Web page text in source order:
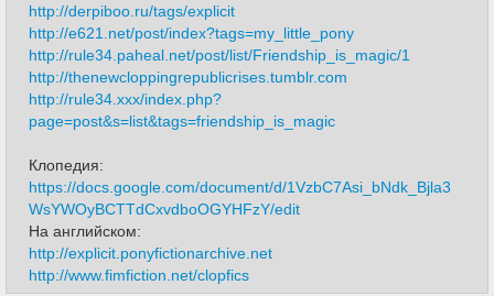
http://derpiboo.ru/tags/explicit
http://e621.net/post/index?tags=my_little_pony
http://rule34.paheal.net/post/list/Friendship_is_magic/1
http://thenewcloppingrepublicrises.tumblr.com
http://rule34.xxx/index.php?
page=post&s=list&tags=friendship_is_magic
Клопедия:
https://docs.google.com/document/d/1VzbC7Asi_bNdk_Bjla3
WsYWOyBCTTdCxvdboOGYHFzY/edit
На английском:
http://explicit.ponyfictionarchive.net
http://www.fimfiction.net/clopfics